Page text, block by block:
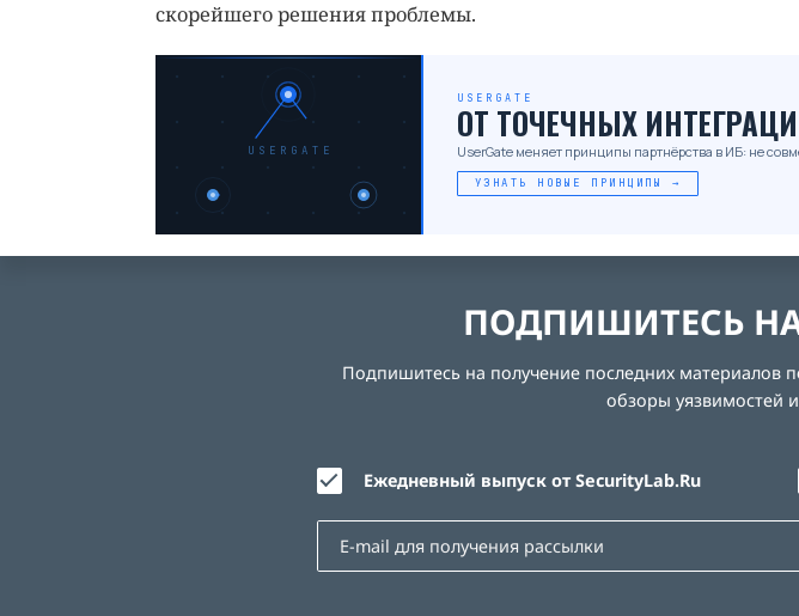
скорейшего решения проблемы.
USERGATE
USERGATE
ОТ ТОЧЕЧНЫХ
UserGate меняет принципы партнёрства в ИБ: не
УЗНАТЬ НОВЫЕ ПРИНЦИПЫ →
ПОДПИШИТЕСЬ НА
Подпишитесь на получение последних материалов
обзоры уязвимостей
Ежедневный выпуск от SecurityLab.Ru